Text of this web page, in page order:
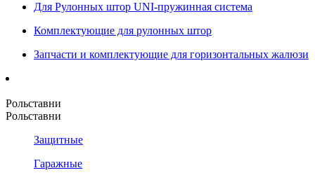
Для Рулонных штор UNI-пружинная система
Комплектующие для рулонных штор
Запчасти и комплектующие для горизонтальных жалюзи
Рольставни
Рольставни
Защитные
Гаражные